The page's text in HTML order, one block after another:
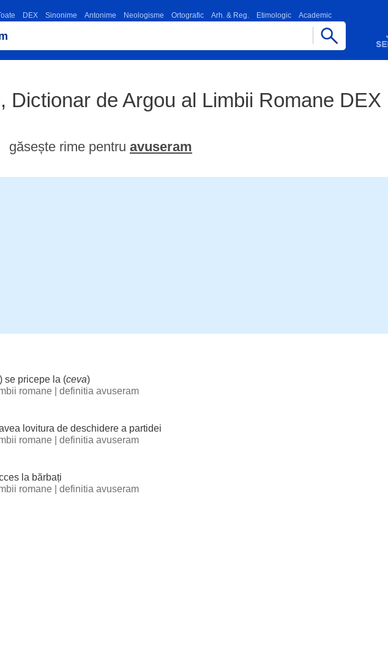
DEX Sinonime Antonime Neologisme Ortografic Arh. & Reg. Etimologic Academic
Dictionar de Argou al Limbii Romane DEX
găsește rime pentru avuseram
) se pricepe la (ceva)
romane
definitia avuseram
lovitura de deschidere a partidei
romane
definitia avuseram
la bărbați
romane
definitia avuseram